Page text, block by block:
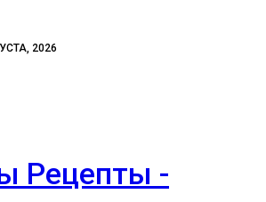
2026
Рецепты -